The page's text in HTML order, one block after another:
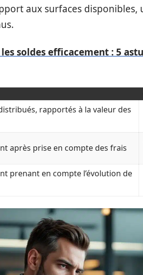
aux surfaces
soldes efficacement : 5
rapportés à la valeur des
après prise en compte des frais
prenant en compte l’évolution de